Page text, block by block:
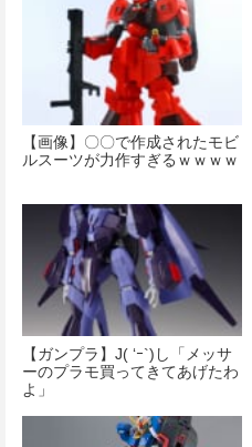
【画像】〇〇で作成されたモビ
ルスーツが力作すぎるｗｗｗｗ
【ガンプラ】J( ‘ｰ`)し「メッサ
ーのプラモ買ってきてあげたわ
よ」